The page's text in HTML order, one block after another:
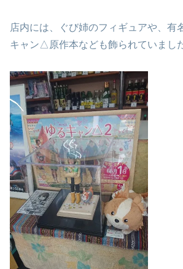
店内には、ぐび姉のフィギュアや、有
キャン△原作本なども飾られていまし